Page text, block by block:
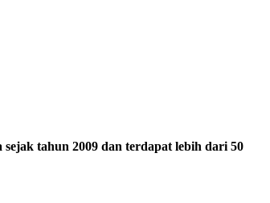
tahun 2009 dan terdapat lebih dari 50